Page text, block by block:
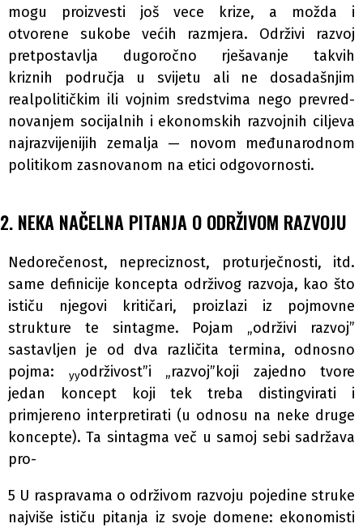
mogu proizvesti još vece krize, a možda i
otvorene sukobe većih razmjera. Održivi razvoj
pretpostavlja dugoročno rješavanje takvih
kriznih područja u svijetu ali ne dosadašnjim
realpolitičkim ili vojnim sredstvima nego prevred-
novanjem socijalnih i ekonomskih razvojnih ciljeva
najrazvijenijih zemalja — novom međunarodnom
politikom zasnovanom na etici odgovornosti.
2. NEKA NAČELNA PITANJA O ODRŽIVOM RAZVOJU
Nedorečenost, nepreciznost, proturječnosti, itd.
same definicije koncepta održivog razvoja, kao što
ističu njegovi kritičari, proizlazi iz pojmovne
strukture te sintagme. Pojam „održivi razvoj”
sastavljen je od dva različita termina, odnosno
pojma:
yyodrživost”i „razvoj”koji zajedno tvore
jedan koncept koji tek treba distingvirati i
primjereno interpretirati (u odnosu na neke druge
koncepte). Ta sintagma več u samoj sebi sadržava
pro-
5 U raspravama o održivom razvoju pojedine struke
najviše ističu pitanja iz svoje domene: ekonomisti